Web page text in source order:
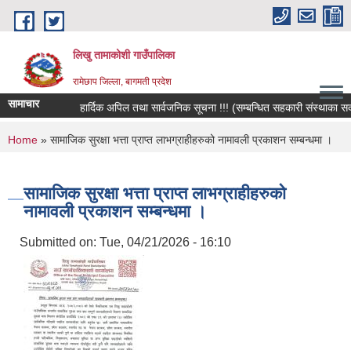
Skip to main content
लिखु तामाकोशी गाउँपालिका
रामेछाप जिल्ला, बागमती प्रदेश
सामाचार हार्दिक अपिल तथा सार्वजनिक सूचना !!! (सम्बन्धित सहकारी संस्थाका
You are here
Home » सामाजिक सुरक्षा भत्ता प्राप्त लाभग्राहीहरुको नामावली प्रकाशन सम्बन्धमा ।
सामाजिक सुरक्षा भत्ता प्राप्त लाभग्राहीहरुको
नामावली प्रकाशन सम्बन्धमा ।
Submitted on: Tue, 04/21/2026 - 16:10